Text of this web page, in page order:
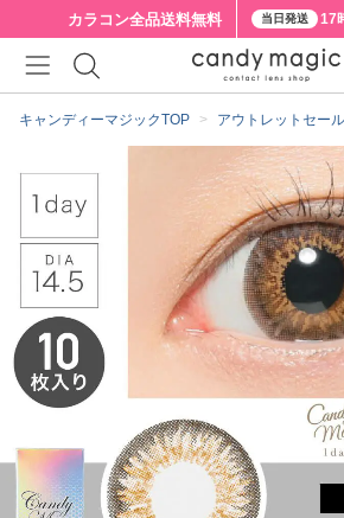
カラコン全品送料無料 当日発送 17
キャンディーマジックTOP アウトレットセール
クーポン詳細